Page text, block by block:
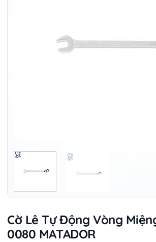
Cờ Lê Tự Động Vòng
0080 MATADOR